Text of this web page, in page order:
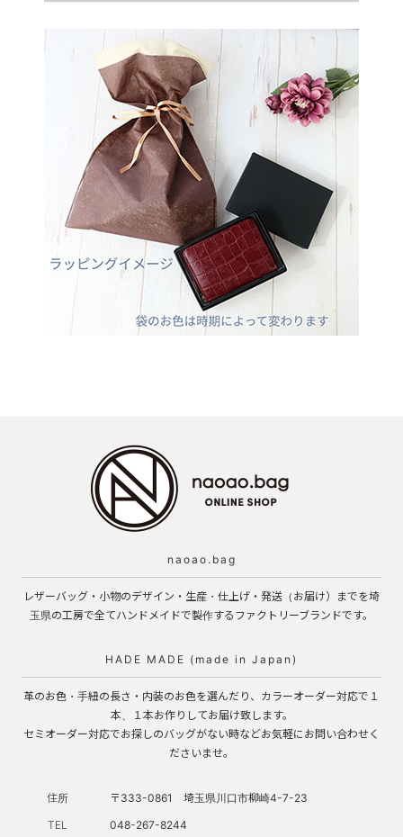
naoao.bag
レザーバッグ・小物のデザイン・生産・仕上げ・発送（お届け）までを埼
玉県の工房で全てハンドメイドで製作するファクトリーブランドです。
HADE MADE (made in Japan)
革のお色・手紐の長さ・内装のお色を選んだり、カラーオーダー対応で１
本、１本お作りしてお届け致します。
セミオーダー対応でお探しのバッグがない時などお気軽にお問い合わせく
ださいませ。
住所
〒333-0861 埼玉県川口市柳崎4-7-23
TEL
048-267-8244